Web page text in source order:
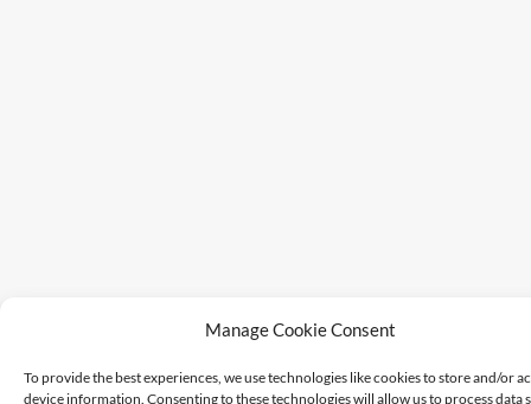
Manage Cookie Consent
To provide the best experiences, we use technologies like cookies to store and/or
device information. Consenting to these technologies will allow us to process data